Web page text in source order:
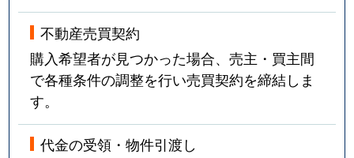
不動産売買契約
購入希望者が見つかった場合、売主・買主間
で各種条件の調整を行い売買契約を締結しま
す。
代金の受領・物件引渡し